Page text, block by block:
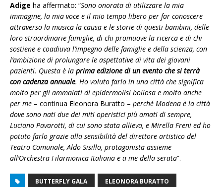
Adige ha affermato: “Sono onorata di utilizzare la mia
immagine, la mia voce e il mio tempo libero per far conoscere
attraverso la musica la causa e le storie di questi bambini, delle
loro straordinarie famiglie, di chi promuove la ricerca e di chi
sostiene e coadiuva l’impegno delle famiglie e della scienza, con
l’ambizione di prolungare le aspettative di vita dei giovani
pazienti. Questa è la prima edizione di un evento che si terrà
con cadenza annuale. Ho voluto farlo in una città che significa
molto per gli ammalati di epidermolisi bollosa e molto anche
per me – continua Eleonora Buratto – perché Modena è la città
dove sono nati due dei miti operistici più amati di sempre,
Luciano Pavarotti, di cui sono stata allieva, e Mirella Freni ed ho
potuto farlo grazie alla sensibilità del direttore artistico del
Teatro Comunale, Aldo Sisillo, protagonista assieme
all’Orchestra Filarmonica Italiana e a me della serata”.
BUTTERFLY GALA ELEONORA BURATTO